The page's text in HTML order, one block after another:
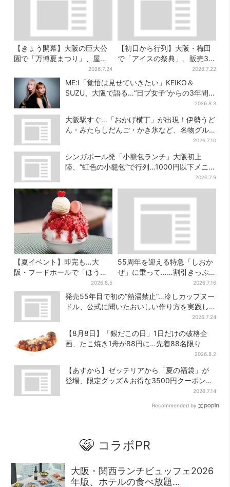
【きょう開幕】大阪の巨大公
園で「万博夏まつり」、屋台
グルメ＆幻想的イルミネーシ
ョン…計27日間開催
2026.7.24
【初日から行列】大阪・梅田
で「アイスの祭典」、販売30
分で完売…“ほうせき箱”の限定
メニューも
2026.7.22
ME:I「覚悟は見せていきたい」KEIKO＆
SUZU、大阪で語る…“日プ女子”からの3年間
2026.8.3
大阪駅すぐ…「おかげ横丁」が出現！伊勢うど
ん・みたらしだんご・かき氷など、名物グル
2026.7.10
シンガポール発「小籠包ランチ」大阪初上
陸、“虹色の小籠包”で行列…1000円以下メニ
2026.7.9
【夏イベント】即完も…大
阪・フードホールで「ほうせ
き箱」の“限定かき氷”が復
活！一夜限りの盆踊りも
2026.8.5
55周年を迎える特急「しおか
ぜ」に乗って……割引きっぷ
で、松山・道後温泉と南予を
満喫【大阪から愛媛へおトク
旅】
2026.7.16
発売55年目で初の“熱湯禁止”…冷しカップヌー
ドル、公式に聞いたおいしい作り方を実践し
2026.7.24
【8月8日】「銀だこの日」1日だけの破格企
画、たこ焼き1舟が88円に…先着88名限り
2026.8.2
【あすから】ゼッテリアから「夏の福袋」が
登場、限定グッズ＆お得な3500円クーポン付
2026.7.14
Recommended by
コラボPR
大阪・関西ランチビュッフェ2026
年版、ホテルの食べ放題…